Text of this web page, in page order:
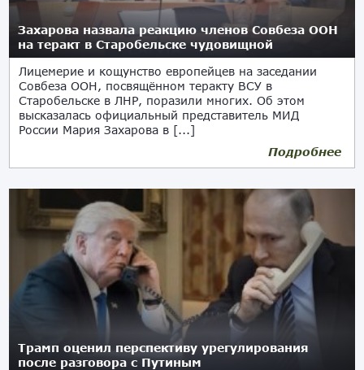
Захарова назвала реакцию членов Совбеза ООН
на теракт в Старобельске чудовищной
Лицемерие и кощунство европейцев на заседании
Совбеза ООН, посвящённом теракту ВСУ в
Старобельске в ЛНР, поразили многих. Об этом
высказалась официальный представитель МИД
России Мария Захарова в [...]
Подробнее
Трамп оценил перспективу урегулирования
после разговора с Путиным